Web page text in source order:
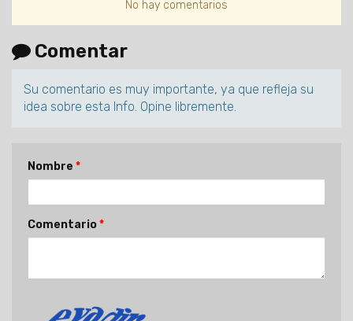
No hay comentarios
Comentar
Su comentario es muy importante, ya que refleja su
idea sobre esta Info. Opine libremente.
Nombre
Comentario